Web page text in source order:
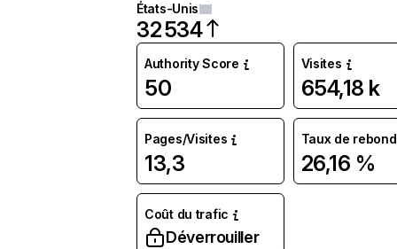
États-Unis
32 534
Authority Score
50
Visites
654,18 k
Pages/Visites
13,3
Taux de rebond
26,16 %
Coût du trafic
Déverrouiller